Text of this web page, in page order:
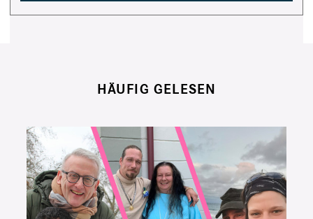
HÄUFIG GELESEN